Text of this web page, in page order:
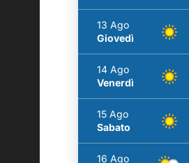
13 Ago
Giovedì
14 Ago
Venerdì
15 Ago
Sabato
16 Ago